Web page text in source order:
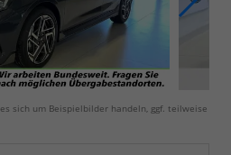
sich um Beispielbilder handeln, ggf. teilweise